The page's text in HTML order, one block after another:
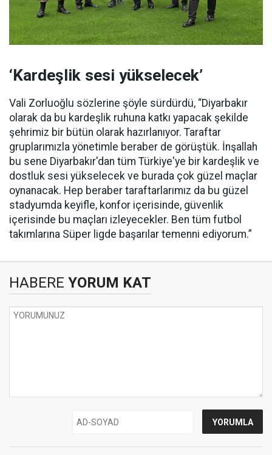
‘Kardeşlik sesi yükselecek’
Vali Zorluoğlu sözlerine şöyle sürdürdü, “Diyarbakır
olarak da bu kardeşlik ruhuna katkı yapacak şekilde
şehrimiz bir bütün olarak hazırlanıyor. Taraftar
gruplarımızla yönetimle beraber de görüştük. İnşallah
bu sene Diyarbakır'dan tüm Türkiye'ye bir kardeşlik ve
dostluk sesi yükselecek ve burada çok güzel maçlar
oynanacak. Hep beraber taraftarlarımız da bu güzel
stadyumda keyifle, konfor içerisinde, güvenlik
içerisinde bu maçları izleyecekler. Ben tüm futbol
takımlarına Süper ligde başarılar temenni ediyorum.”
HABERE YORUM KAT